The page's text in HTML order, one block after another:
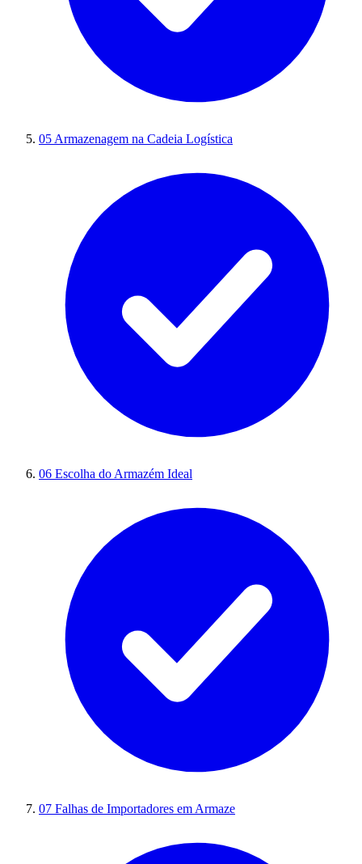
05 Armazenagem na Cadeia Logística
06 Escolha do Armazém Ideal
07 Falhas de Importadores em Armaze